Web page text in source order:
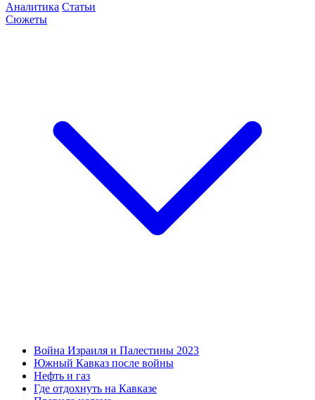
Аналитика Статьи
Сюжеты
Война Израиля и Палестины 2023
Южный Кавказ после войны
Нефть и газ
Где отдохнуть на Кавказе